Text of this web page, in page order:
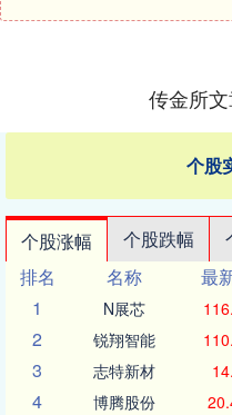
传金所
个股
个股涨幅 个股跌幅
排名
名称 最
1
N展芯
2 锐翔智能
3 志特新材
4 博腾股份